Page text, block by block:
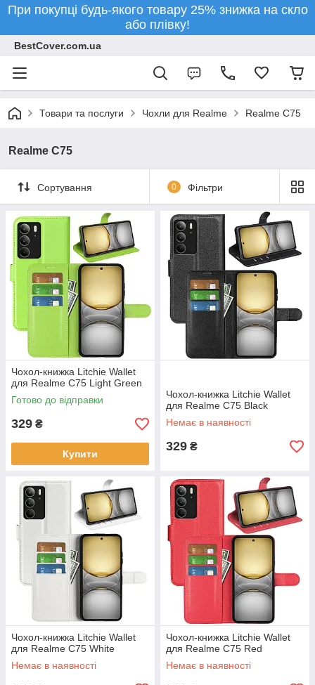
При покупці будь-якого товару 25% знижка на скло
або плівку!
BestCover.com.ua
Товари та послуги Чохли для Realme Realme C75
Realme C75
Сортування 0 Фільтри
Чохол-книжка Litchie Wallet
для Realme C75 Light Green
Готово до відправки
329 ₴
Купити
Чохол-книжка Litchie Wallet
для Realme C75 Black
Немає в наявності
329 ₴
Чохол-книжка Litchie Wallet
для Realme C75 White
Немає в наявності
Чохол-книжка Litchie Wallet
для Realme C75 Red
Немає в наявності